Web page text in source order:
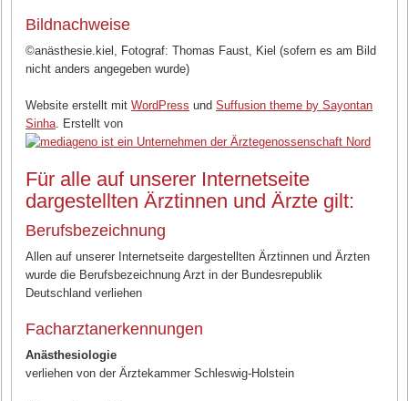
Bildnachweise
©anästhesie.kiel, Fotograf: Thomas Faust, Kiel (sofern es am Bild
nicht anders angegeben wurde)
Website erstellt mit WordPress und Suffusion theme by Sayontan
Sinha . Erstellt von
Für alle auf unserer Internetseite
dargestellten Ärztinnen und Ärzte gilt:
Berufsbezeichnung
Allen auf unserer Internetseite dargestellten Ärztinnen und Ärzten
wurde die Berufsbezeichnung Arzt in der Bundesrepublik
Deutschland verliehen
Facharztanerkennungen
Anästhesiologie
verliehen von der Ärztekammer Schleswig-Holstein